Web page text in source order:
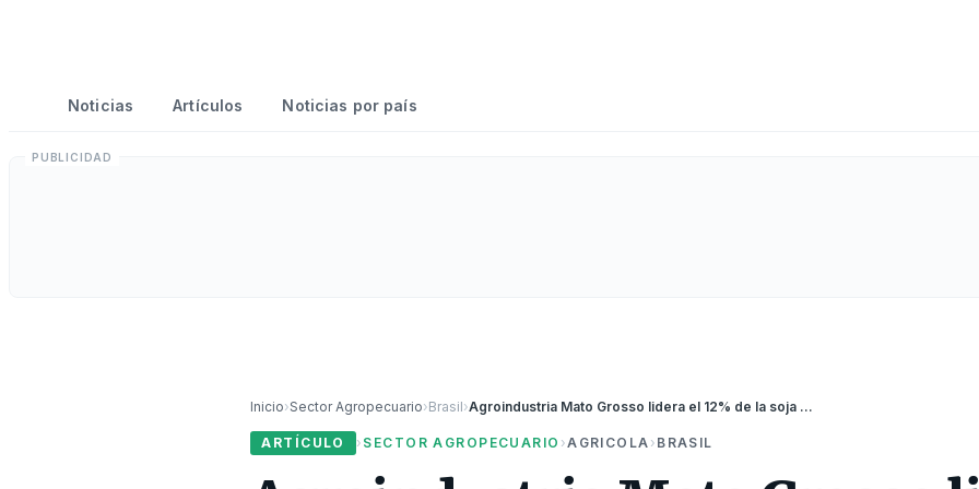
Noticias Artículos Noticias por país
Inicio›Sector Agropecuario›Brasil› Agroindustria Mato Grosso lidera el 12% de la soja mundial
ARTÍCULO › SECTOR AGROPECUARIO ›AGRICOLA › BRASIL